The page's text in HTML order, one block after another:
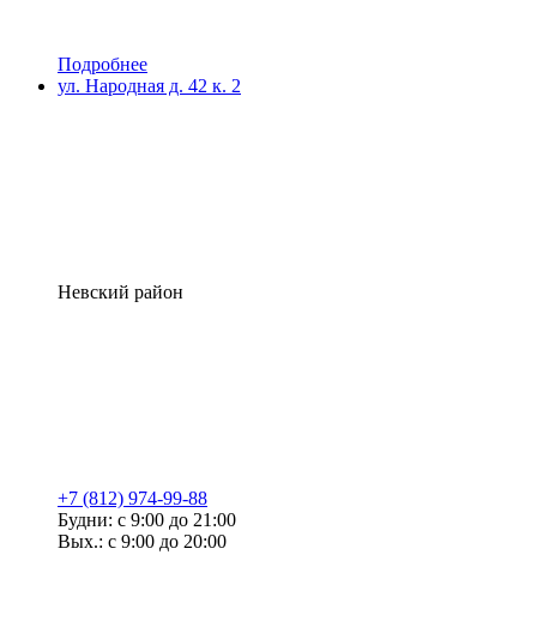
Подробнее
ул. Народная д. 42 к. 2
Невский район
+7 (812) 974-99-88
Будни: с 9:00 до 21:00
Вых.: с 9:00 до 20:00